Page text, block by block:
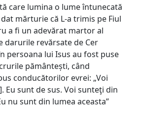
care lumina o lume întunecată
mărturie că L-a trimis pe Fiul
a fi un adevărat martor al
darurile revărsate de Cer
persoana lui Isus au fost puse
pământești, când
conducătorilor evrei: „Voi
Eu sunt de sus. Voi sunteţi din
nu sunt din lumea aceasta”